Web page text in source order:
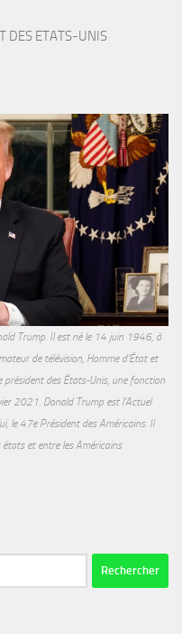
DES ETATS-UNIS
Trump. Il est né le 14 juin 1946, à
de télévision, Homme d'État et
président des États-Unis, une fonction
2021. Donald Trump est l'Actuel
le 47e Président des Américains. Il
et entre les Américains